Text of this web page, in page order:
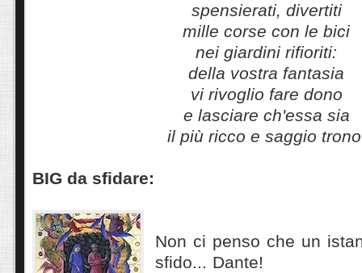
spensierati, divertiti
mille corse con le bici
nei giardini rifioriti:
della vostra fantasia
vi rivoglio fare dono
e lasciare ch'essa sia
il più ricco e saggio
BIG da sfidare:
Non ci penso che un
sfido...